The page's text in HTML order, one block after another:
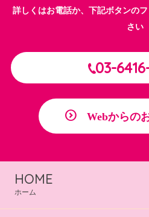
詳しくはお電話か、下記ボタンの
さい
03-
Webからの
HOME
ホーム